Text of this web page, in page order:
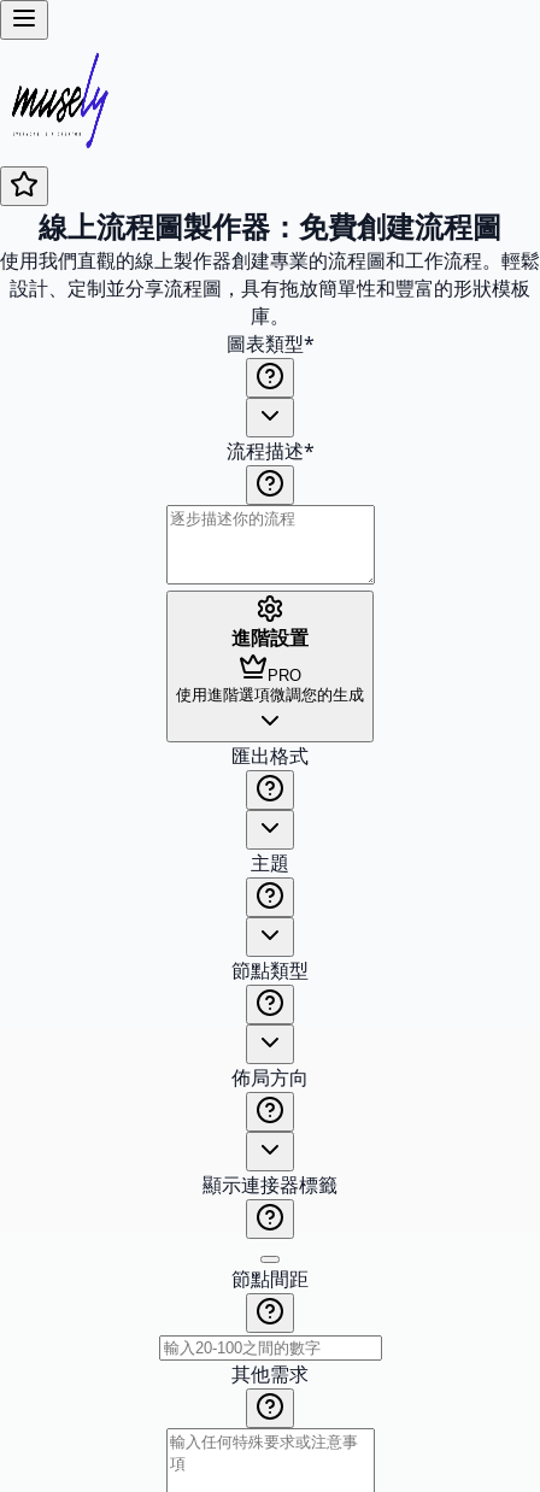
線上流程圖製作器：免費創建流程圖
使用我們直觀的線上製作器創建專業的流程圖和工作流程。輕鬆
設計、定制並分享流程圖，具有拖放簡單性和豐富的形狀模板
庫。
圖表類型*
流程描述*
進階設置
PRO
使用進階選項微調您的生成
匯出格式
主題
節點類型
佈局方向
顯示連接器標籤
節點間距
其他需求